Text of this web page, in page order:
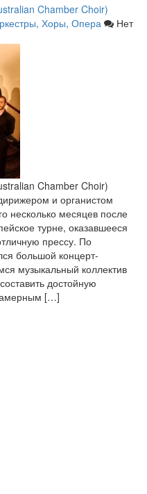
Chamber Choir)
Хоры, Опера
Нет
Chamber Choir)
и органистом
несколько месяцев после
турне, оказавшееся
прессу. По
большой концерт-
музыкальный коллектив
достойную
[…]